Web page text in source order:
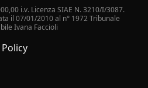
i.v. Licenza SIAE N. 3210/I/3087.
il 07/01/2010 al n° 1972 Tribunale
Ivana Faccioli